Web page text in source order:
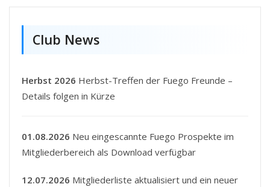
Club News
Herbst 2026 Herbst-Treffen der Fuego Freunde –
Details folgen in Kürze
01.08.2026 Neu eingescannte Fuego Prospekte im
Mitgliederbereich als Download verfügbar
12.07.2026 Mitgliederliste aktualisiert und ein neuer